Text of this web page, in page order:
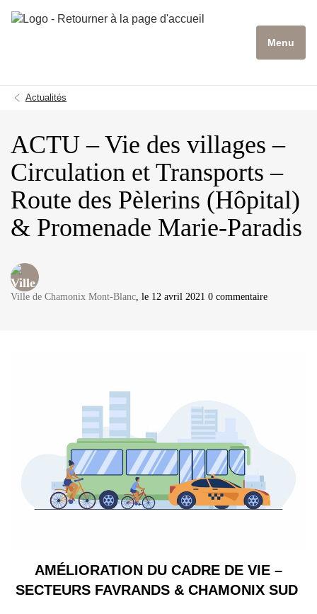
Menu
Actualités
ACTU – Vie des villages –
Circulation et Transports –
Route des Pèlerins (Hôpital)
& Promenade Marie-Paradis
Ville de Chamonix Mont-Blanc, le 12 avril 2021 0 commentaire
AMÉLIORATION DU CADRE DE VIE –
SECTEURS FAVRANDS & CHAMONIX SUD